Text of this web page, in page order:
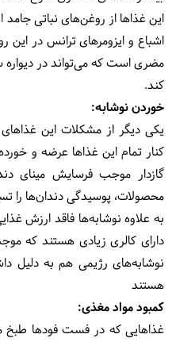
این غذاها از روغن‌های نباتی
اشباع و ایزومرهای ترانس در
مضری است که می‌تواند در
‌‌کند.
خوردن نوشابه:
یکی دیگر از مشکلات این
کنار تمام این غذاها عرضه و
گازدار موجب فرسایش مینای
محصولات، پوسیدگی دندان‌ها را
به علاوه نوشابه‌ها فاقد ارزش
دارای کالری زیادی هستند که
نوشابه‌های رژیمی هم به دلیل
هستند
کمبود مواد مغذی:
غذاهایی که در فست فودها طبخ